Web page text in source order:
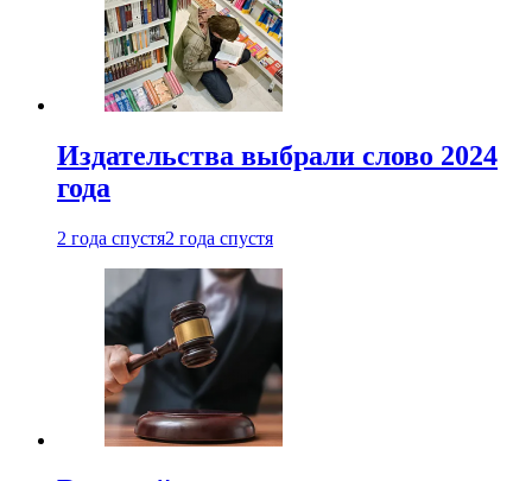
Издательства выбрали слово 2024
года
2 года спустя2 года спустя